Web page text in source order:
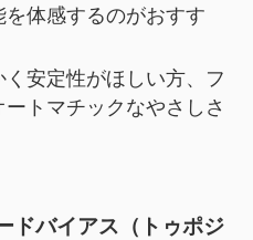
体感するのがおすす
く安定性がほしい方、フ
トマチックなやさしさ
ドバイアス（トゥポジ